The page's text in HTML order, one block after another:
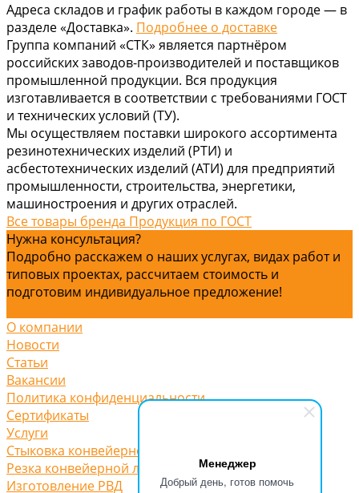
Менеджер
Добрый день, готов помочь
Адреса складов и график работы в каждом городе — в
разделе «Доставка». Подробнее о доставке
Группа компаний «СТК» является партнёром
российских заводов-производителей и поставщиков
промышленной продукции. Вся продукция
изготавливается в соответствии с требованиями ГОСТ
и технических условий (ТУ).
Мы осуществляем поставки широкого ассортимента
резинотехнических изделий (РТИ) и
асбестотехнических изделий (АТИ) для предприятий
промышленности, строительства, энергетики,
машиностроения и других отраслей.
Все товары бренда Продукция по ГОСТ
Нужна консультация?
Подробно расскажем о наших услугах, видах работ и
типовых проектах, рассчитаем стоимость и
подготовим индивидуальное предложение!
О компании
Новости
Статьи
Вакансии
Политика конфиденциальности
Сертификаты
Услуги
Стыковка конвейерной ленты
Резка конвейерной ленты
Изготовление РВД